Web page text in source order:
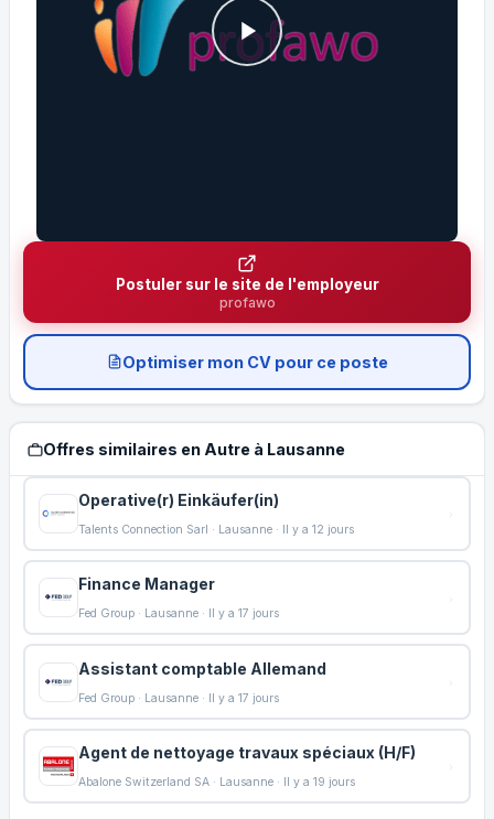
Postuler sur le site de l'employeur
profawo
Optimiser mon CV pour ce poste
Offres similaires en Autre à Lausanne
Operative(r) Einkäufer(in)
Talents Connection Sarl · Lausanne · Il y a 12 jours
Finance Manager
Fed Group · Lausanne · Il y a 17 jours
Assistant comptable Allemand
Fed Group · Lausanne · Il y a 17 jours
Agent de nettoyage travaux spéciaux (H/F)
Abalone Switzerland SA · Lausanne · Il y a 19 jours